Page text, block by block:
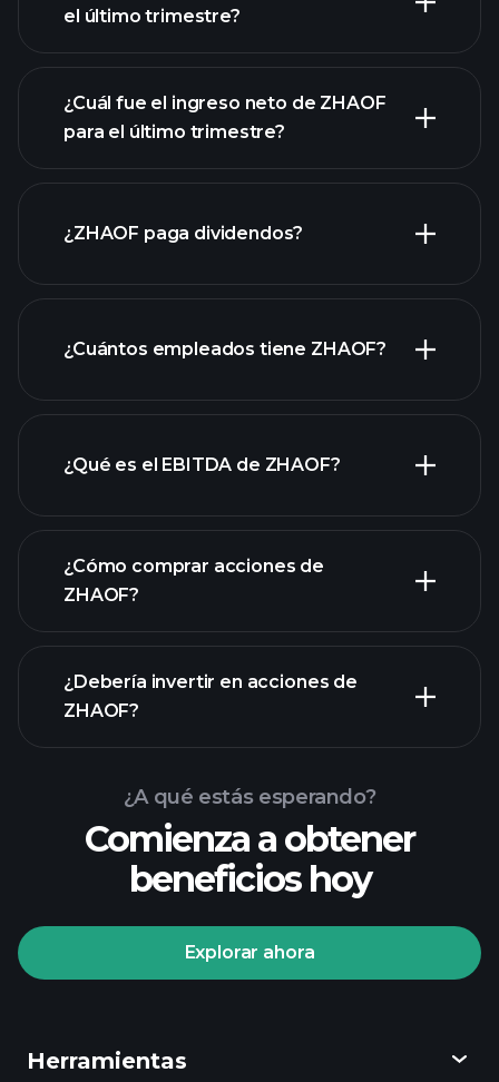
las ganancias de ZHAOF
el último trimestre?
informes
¿Cuál fue el ingreso neto de ZHAOF
para el último trimestre?
informes
¿ZHAOF paga dividendos?
¿Cuántos empleados tiene ZHAOF?
¿Qué es el EBITDA de ZHAOF?
informes financieros
¿Cómo comprar acciones de
ZHAOF?
Playtrade Tournaments
¿Debería invertir en acciones de
ZHAOF?
¿A qué estás esperando?
Comienza a obtener
beneficios hoy
Explorar ahora
Herramientas